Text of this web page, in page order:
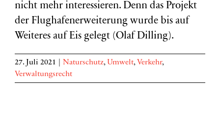
nicht mehr interessieren. Denn das Projekt
der Flughafenerweiterung wurde bis auf
Weiteres auf Eis gelegt (Olaf Dilling).
27. Juli 2021 Naturschutz, Umwelt, Verkehr,
Verwaltungsrecht